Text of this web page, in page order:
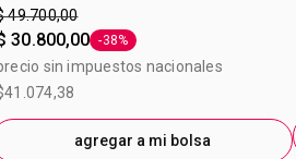
49.700,00
30.800,00 Etiqueta -38%
-38%
sin impuestos nacionales
agregar a mi bolsa